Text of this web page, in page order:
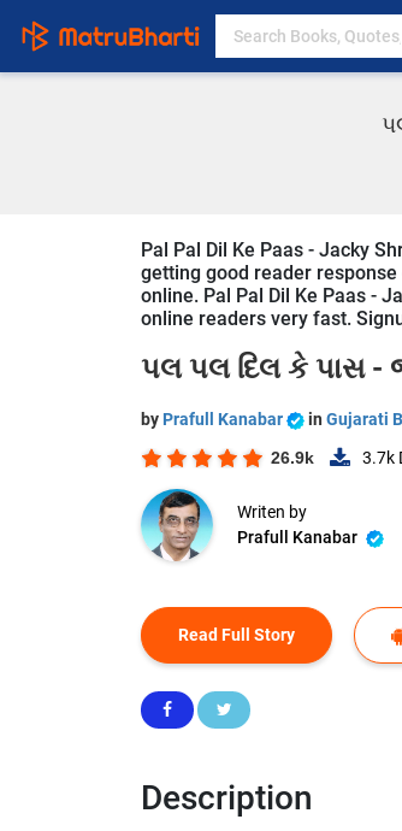
Pal Pal Dil Ke Paas - Jacky
getting good reader
online. Pal Pal Dil Ke Paas -
online readers very fast.
પલ પલ દિલ કે પાસ -
by Prafull Kanabar in Gujarati
26.9k 3.7k
Writen by
Prafull Kanabar
Read Full Story
Description